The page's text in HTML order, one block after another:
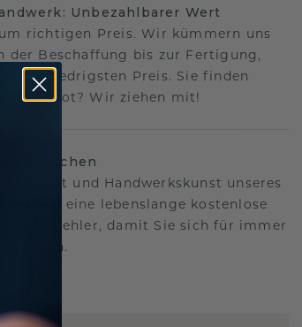
Unbezahlbarer Wert
richtigen Preis. Wir kümmern uns
der Beschaffung bis zur Fertigung,
den niedrigsten Preis. Sie finden
Angebot? Wir ziehen mit!
Qualität und Handwerkskunst unseres
wir eine lebenslange kostenlose
damit Sie sich für immer
müssen.